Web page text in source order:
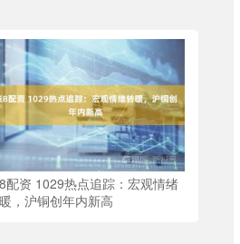
配资 1029热点追踪：宏观情绪
，沪铜创年内新高